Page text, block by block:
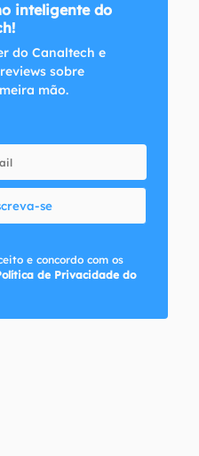
inteligente do
do Canaltech e
sobre
mão.
se
e concordo com os
de Privacidade do